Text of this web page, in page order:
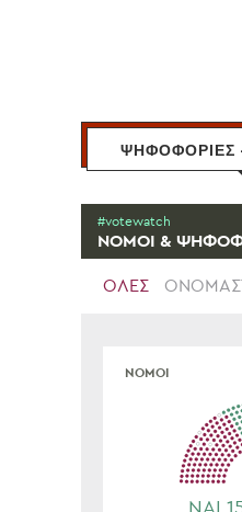
ΨΗΦΟΦΟΡΙΕΣ